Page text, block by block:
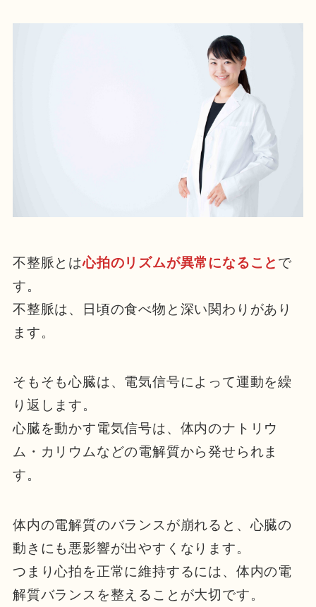
不整脈とは心拍のリズムが異常になること で
す。
不整脈は、日頃の食べ物と深い関わりがあり
ます。
そもそも心臓は、電気信号によって運動を繰
り返します。
心臓を動かす電気信号は、体内のナトリウ
ム・カリウムなどの電解質から発せられま
す。
体内の電解質のバランスが崩れると、心臓の
動きにも悪影響が出やすくなります。
つまり心拍を正常に維持するには、体内の電
解質バランスを整えることが大切です。